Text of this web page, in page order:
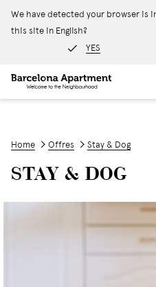
We have detected your browser is
this site in English?
YES
Home Offres Stay & Dog
STAY & DOG